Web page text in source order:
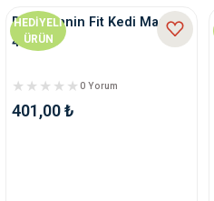
HEDİYELİ
ÜRÜN
Royal Canin Fit Kedi Maması
400Gr
0 Yorum
401,00 ₺